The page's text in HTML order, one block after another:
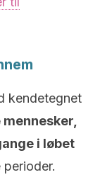
kendetegnet
mennesker,
i løbet